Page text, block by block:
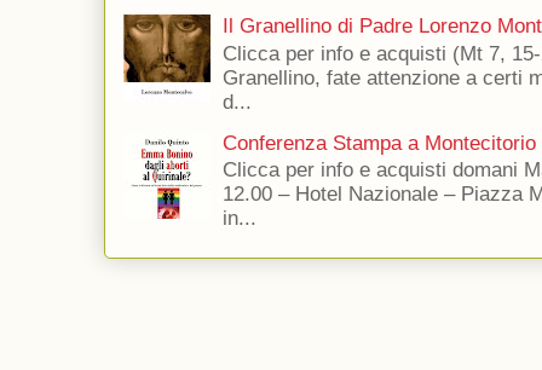
Il Granellino di Padre Lorenzo
Clicca per info e acquisti (Mt 7,
Granellino, fate attenzione a certi
d...
Conferenza Stampa a Montecitorio
Clicca per info e acquisti domani
12.00 – Hotel Nazionale – Piazza
in...